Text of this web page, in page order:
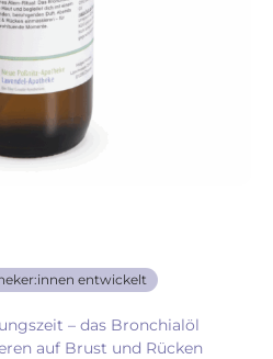
entwickelt
– das Bronchialöl
auf Brust und Rücken